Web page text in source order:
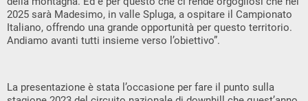
2025 sarà Madesimo, in valle Spluga, a ospitare il Campionato
Italiano, offrendo una grande opportunità per questo territorio.
Andiamo avanti tutti insieme verso l’obiettivo”.
La presentazione è stata l’occasione per fare il punto sulla